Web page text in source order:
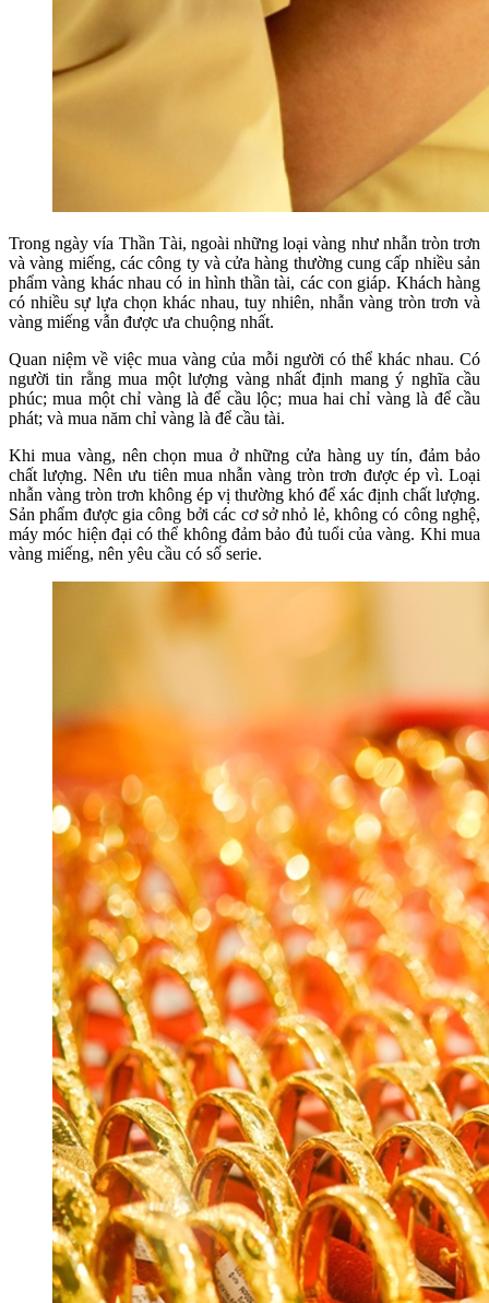
Trong ngày vía Thần Tài, ngoài những loại vàng như nhẫn tròn trơn
và vàng miếng, các công ty và cửa hàng thường cung cấp nhiều sản
phẩm vàng khác nhau có in hình thần tài, các con giáp. Khách hàng
có nhiều sự lựa chọn khác nhau, tuy nhiên, nhẫn vàng tròn trơn và
vàng miếng vẫn được ưa chuộng nhất.
Quan niệm về việc mua vàng của mỗi người có thể khác nhau. Có
người tin rằng mua một lượng vàng nhất định mang ý nghĩa cầu
phúc; mua một chỉ vàng là để cầu lộc; mua hai chỉ vàng là để cầu
phát; và mua năm chỉ vàng là để cầu tài.
Khi mua vàng, nên chọn mua ở những cửa hàng uy tín, đảm bảo
chất lượng. Nên ưu tiên mua nhẫn vàng tròn trơn được ép vì. Loại
nhẫn vàng tròn trơn không ép vị thường khó để xác định chất lượng.
Sản phẩm được gia công bởi các cơ sở nhỏ lẻ, không có công nghệ,
máy móc hiện đại có thể không đảm bảo đủ tuổi của vàng. Khi mua
vàng miếng, nên yêu cầu có số serie.